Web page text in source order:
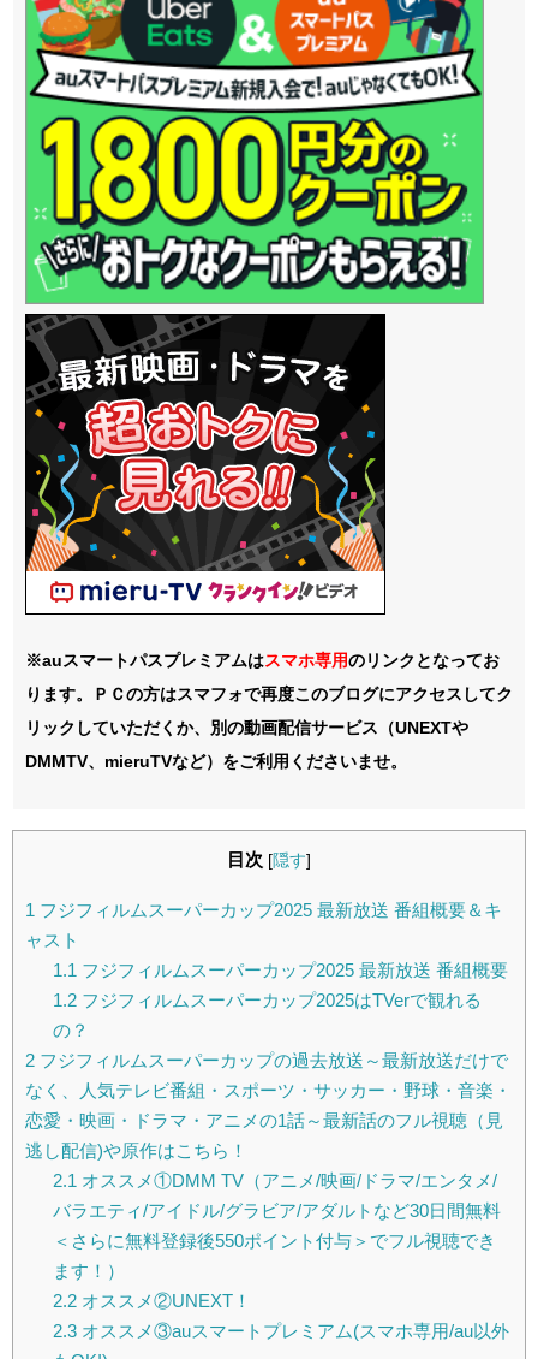
※auスマートパスプレミアムはスマホ専用のリンクとなってお
ります。ＰＣの方はスマフォで再度このブログにアクセスしてク
リックしていただくか、別の動画配信サービス（UNEXTや
DMMTV、mieruTVなど）をご利用くださいませ。
目次 [隠す]
1 フジフィルムスーパーカップ2025 最新放送 番組概要＆キ
ャスト
1.1 フジフィルムスーパーカップ2025 最新放送 番組概要
1.2フジフィルムスーパーカップ2025はTVerで観れる
の？
2 フジフィルムスーパーカップの過去放送～最新放送だけで
なく、人気テレビ番組・スポーツ・サッカー・野球・音楽・
恋愛・映画・ドラマ・アニメの1話～最新話のフル視聴（見
逃し配信)や原作はこちら！
2.1 オススメ①DMM TV（アニメ/映画/ドラマ/エンタメ/
バラエティ/アイドル/グラビア/アダルトなど30日間無料
＜さらに無料登録後550ポイント付与＞でフル視聴でき
ます！）
2.2オススメ②UNEXT！
2.3オススメ③auスマートプレミアム(スマホ専用/au以外